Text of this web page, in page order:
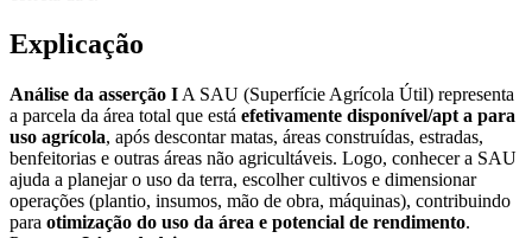
Explicação
Análise da asserção I A SAU (Superfície Agrícola Útil) representa
a parcela da área total que está efetivamente disponível/apt a para
uso agrícola, após descontar matas, áreas construídas, estradas,
benfeitorias e outras áreas não agricultáveis. Logo, conhecer a SAU
ajuda a planejar o uso da terra, escolher cultivos e dimensionar
operações (plantio, insumos, mão de obra, máquinas), contribuindo
para otimização do uso da área e potencial de rendimento.